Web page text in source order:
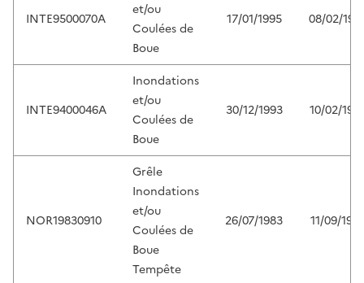
INTE9500070A
et/ou
Coulées de
Boue
17/01/1995 08/02/
INTE9400046A
Inondations
et/ou
Coulées de
Boue
30/12/1993 10/02/
NOR19830910
Grêle
Inondations
et/ou
Coulées de
Boue
Tempête
26/07/1983 11/09/